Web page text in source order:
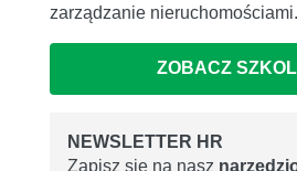
zarządzanie nieruchomościami.
ZOBACZ
NEWSLETTER HR
Zapisz się na nasz